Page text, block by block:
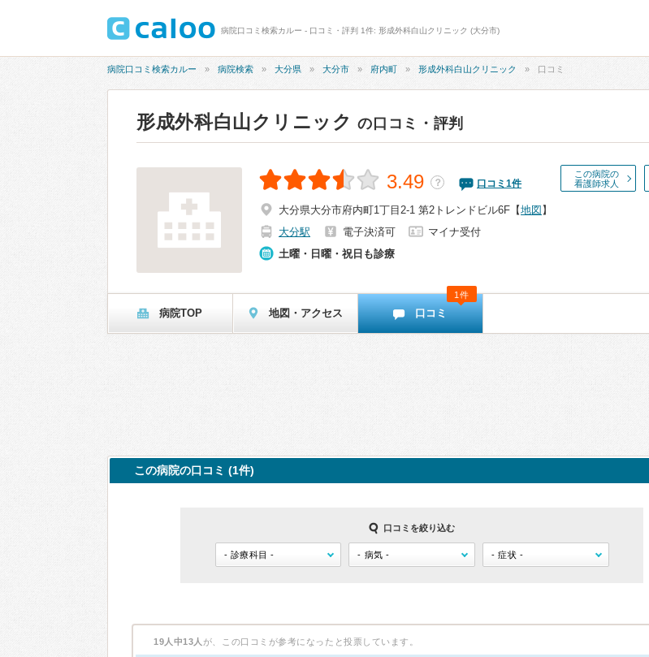
病院口コミ検索カルー - 口コミ・評判 1件: 形成外科白山クリニック (大分市)
病院口コミ検索カルー 病院検索 大分県 大分市 府内町 形成外科白山クリニック 口コミ
形成外科白山クリニック の口コミ・評判
この病院の
看護師求人
3.49 ？ 口コミ 1件
大分県大分市府内町1丁目2-1 第2トレンドビル6F 【地図 】
大分駅
電子決済可
マイナ受付
土曜・日曜・祝日も診療
病院TOP 地図・アクセス 口コミ
1件
この病院の口コミ (1件)
口コミを絞り込む
19人中13人 が、この口コミが参考になったと投票しています。